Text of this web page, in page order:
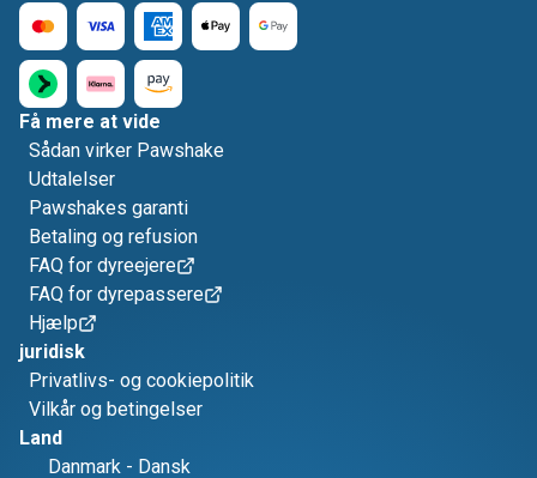
Få mere at vide
Sådan virker Pawshake
Udtalelser
Pawshakes garanti
Betaling og refusion
FAQ for dyreejere
FAQ for dyrepassere
Hjælp
juridisk
Privatlivs- og cookiepolitik
Vilkår og betingelser
Land
Danmark - Dansk